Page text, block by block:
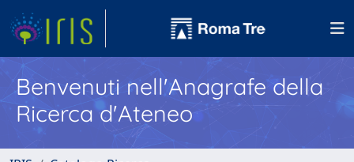
Benvenuti nell'Anagrafe della
Ricerca d'Ateneo